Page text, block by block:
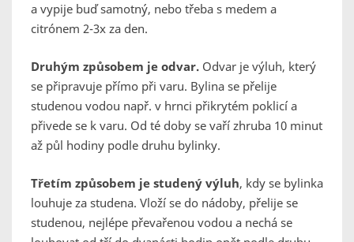
a vypije buď samotný, nebo třeba s medem a
citrónem 2-3x za den.
Druhým způsobem je odvar. Odvar je výluh, který
se připravuje přímo při varu. Bylina se přelije
studenou vodou např. v hrnci přikrytém poklicí a
přivede se k varu. Od té doby se vaří zhruba 10 minut
až půl hodiny podle druhu bylinky.
Třetím způsobem je studený výluh, kdy se bylinka
louhuje za studena. Vloží se do nádoby, přelije se
studenou, nejlépe převařenou vodou a nechá se